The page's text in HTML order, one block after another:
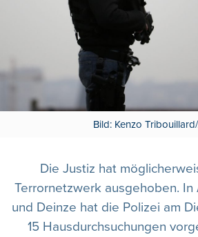
Bild: Kenzo
Die Justiz hat
Terrornetzwerk ausgehoben.
und Deinze hat die Polizei am
15 Hausdurchsuchungen